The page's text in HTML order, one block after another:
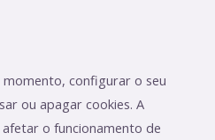
configurar o seu
ou apagar cookies. A
o funcionamento de